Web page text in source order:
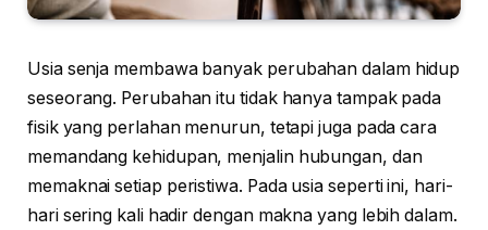
Usia senja membawa banyak perubahan dalam hidup
seseorang. Perubahan itu tidak hanya tampak pada
fisik yang perlahan menurun, tetapi juga pada cara
memandang kehidupan, menjalin hubungan, dan
memaknai setiap peristiwa. Pada usia seperti ini, hari-
hari sering kali hadir dengan makna yang lebih dalam.